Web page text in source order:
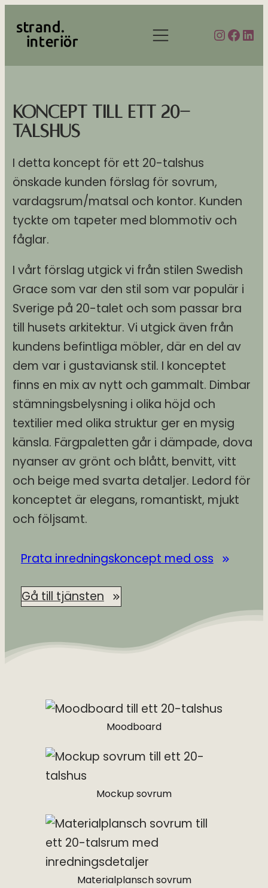
innehåll
Homestylingkonsultation
Inredningskonsultation
Lilla inredningshjälpen
Komplett inredningshjälp
Inredningskonsultation
Komplett Inredningshjälp
Koncept till ett 20-
TALSHUS
I detta koncept för ett 20-talshus
önskade kunden förslag för sovrum,
vardagsrum/matsal och kontor. Kunden
tyckte om tapeter med blommotiv och
fåglar.
I vårt förslag utgick vi från stilen Swedish
Grace som var den stil som var populär i
Sverige på 20-talet och som passar bra
till husets arkitektur. Vi utgick även från
kundens befintliga möbler, där en del av
dem var i gustaviansk stil. I konceptet
finns en mix av nytt och gammalt. Dimbar
stämningsbelysning i olika höjd och
textilier med olika struktur ger en mysig
känsla. Färgpaletten går i dämpade, dova
nyanser av grönt och blått, benvitt, vitt
och beige med svarta detaljer. Ledord för
konceptet är elegans, romantiskt, mjukt
och följsamt.
Prata inredningskoncept med oss
Gå till tjänsten
Moodboard
Mockup sovrum
Materialplansch sovrum